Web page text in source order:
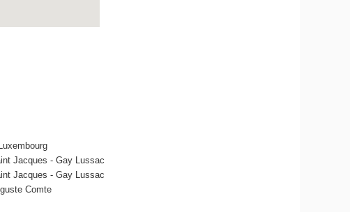
Jacques - Gay Lussac
Jacques - Gay Lussac
Comte